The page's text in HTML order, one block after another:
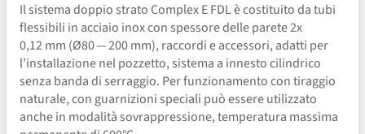
Il sistema doppio strato Complex E FDL è costituito da tubi
flessibili in acciaio inox con spessore delle parete 2x
0,12 mm (Ø80 — 200 mm), raccordi e accessori, adatti per
l’installazione nel pozzetto, sistema a innesto cilindrico
senza banda di serraggio. Per funzionamento con tiraggio
naturale, con guarnizioni speciali può essere utilizzato
anche in modalità sovrappressione, temperatura massima